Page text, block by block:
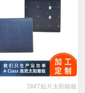
SMT贴片太阳能板